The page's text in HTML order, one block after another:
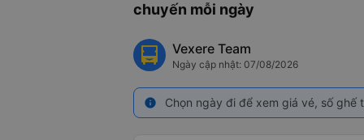
chuyến mỗi ngày
Vexere Team
Ngày cập nhật: 07/08/2026
info Chọn ngày đi để xem giá vé, số